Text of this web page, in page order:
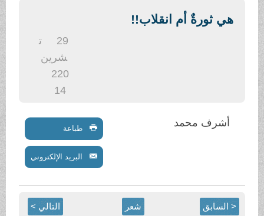
.
هي ثورةٌ أم انقلاب!!
ت
شرين
أشرف محمد طباعة
البريد الإلكتروني
< السابق التالي >